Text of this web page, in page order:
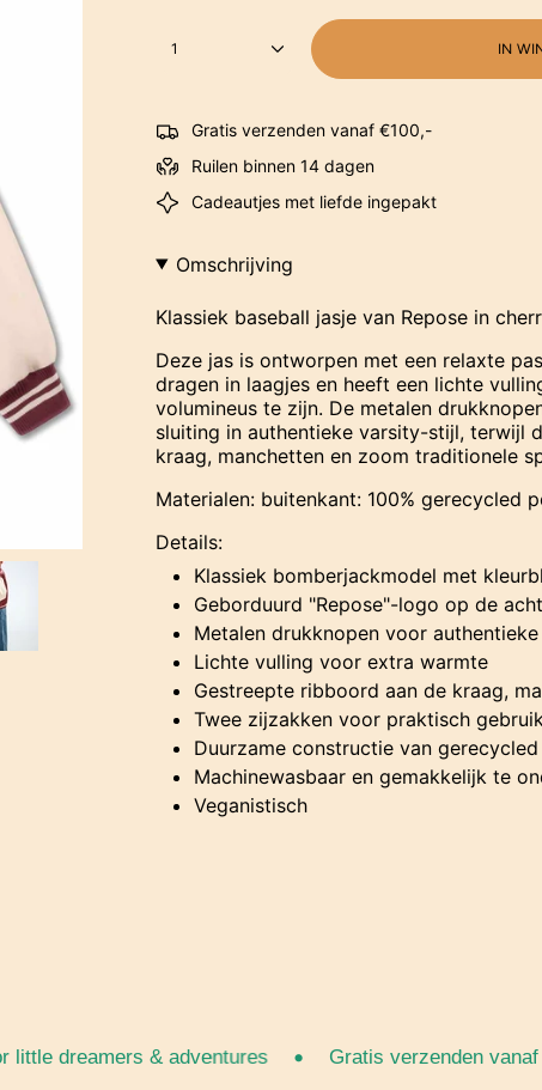
1 IN
Gratis verzenden vanaf €100,-
Ruilen binnen 14 dagen
Cadeautjes met liefde ingepakt
Omschrijving
Klassiek baseball jasje van Repose in
Deze jas is ontworpen met een relaxte
dragen in laagjes en heeft een lichte
volumineus te zijn. De metalen
sluiting in authentieke varsity-stijl, terwijl
kraag, manchetten en zoom traditionele
Materialen: buitenkant: 100% gerecycled
Details:
Klassiek bomberjackmodel met
Geborduurd "Repose"-logo op de
Metalen drukknopen voor
Lichte vulling voor extra warmte
Gestreepte ribboord aan de kraag,
Twee zijzakken voor praktisch gebruik
Duurzame constructie van
Machinewasbaar en gemakkelijk te
Veganistisch
dreamers & adventures • Gratis verzenden vanaf